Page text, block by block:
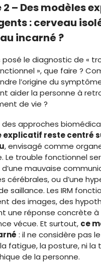
2 – Des modèles
: cerveau
incarné ?
posé le diagnostic de «
», que faire ?
l’origine du
aider la personne à
de vie ?
approches
explicatif reste centré
, envisagé comme
Le trouble fonctionnel
mauvaise
cérébrales, ou d’une
saillance. Les IRM
des images, des
une réponse concrète à
vécue. Et surtout, ce
: il ne considère pas
fatigue, la posture, ni la
de la personne.